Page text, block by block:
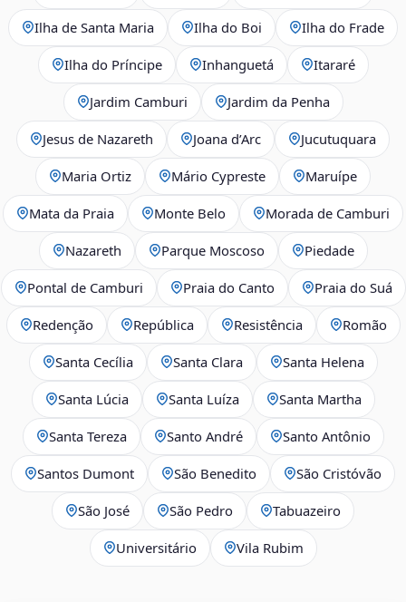
Ilha de Santa Maria Ilha do Boi Ilha do Frade
Ilha do Príncipe Inhanguetá Itararé
Jardim Camburi Jardim da Penha
Jesus de Nazareth Joana d’Arc Jucutuquara
Maria Ortiz Mário Cypreste Maruípe
Mata da Praia Monte Belo Morada de Camburi
Nazareth Parque Moscoso Piedade
Pontal de Camburi Praia do Canto Praia do Suá
Redenção República Resistência Romão
Santa Cecília Santa Clara Santa Helena
Santa Lúcia Santa Luíza Santa Martha
Santa Tereza Santo André Santo Antônio
Santos Dumont São Benedito São Cristóvão
São José São Pedro Tabuazeiro
Universitário Vila Rubim